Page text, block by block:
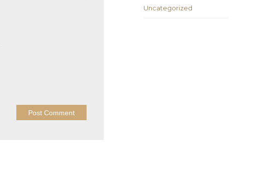
Uncategorized